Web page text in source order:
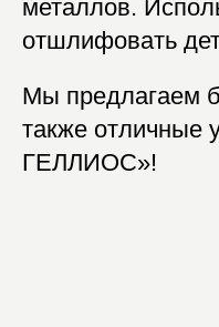
металлов.
отшлифовать
Мы предлагаем
также отличные
ГЕЛЛИОС»!